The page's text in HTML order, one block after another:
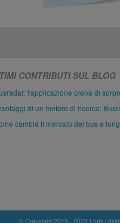
CONTRIBUTI SUL BLOG
l'applicazione piena di
di un motore di ricerca:
cambia il mercato dei bus a
© Copyright 2012 - 2023 | tutti i